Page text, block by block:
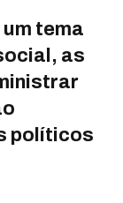
tema
as
políticos